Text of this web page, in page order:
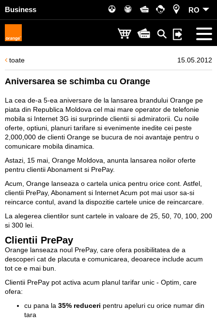
Business RO
toate 15.05.2012
Aniversarea se schimba cu Orange
La cea de-a 5-ea aniversare de la lansarea brandului Orange pe
piata din Republica Moldova cel mai mare operator de telefonie
mobila si Internet 3G isi surprinde clientii si admiratorii. Cu noile
oferte, optiuni, planuri tarifare si evenimente inedite cei peste
2,000,000 de clienti Orange se bucura de noi avantaje pentru o
comunicare mobila dinamica.
Astazi, 15 mai, Orange Moldova, anunta lansarea noilor oferte
pentru clientii Abonament si PrePay.
Acum, Orange lanseaza o cartela unica pentru orice cont. Astfel,
clientii PrePay, Abonament si Internet Acum pot mai usor sa-si
reincarce contul, avand la dispozitie cartele unice de reincarcare.
La alegerea clientilor sunt cartele in valoare de 25, 50, 70, 100, 200
si 300 lei.
Clientii PrePay
Orange lanseaza noul PrePay, care ofera posibilitatea de a
descoperi cat de placuta e comunicarea, deoarece include acum
tot ce e mai bun.
Clientii PrePay pot activa acum planul tarifar unic - Optim, care
ofera:
cu pana la 35% reduceri pentru apeluri cu orice numar din
tara